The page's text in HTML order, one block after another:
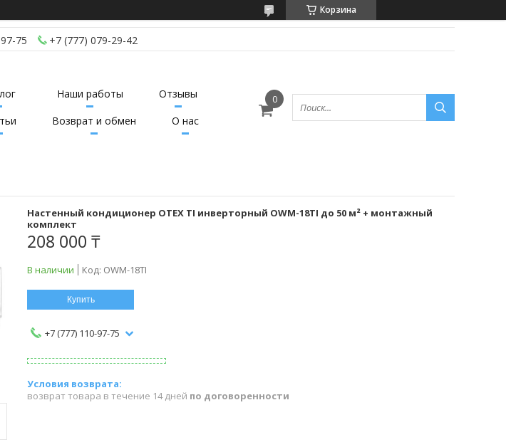
Корзина
75 +7 (777) 079-29-42
Наши работы
Отзывы
Возврат и обмен О нас
Настенный кондиционер OTEX TI инверторный OWM-18TI до 50 м² + монтажный
комплект
208 000 ₸
В наличии Код: OWM-18TI
Купить
+7 (777) 110-97-75
возврат товара в течение 14 дней по договоренности